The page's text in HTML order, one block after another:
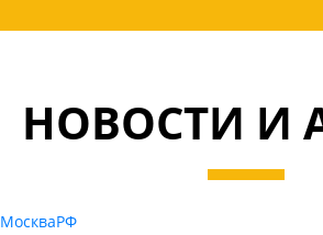
НОВОСТИ И
МоскваРФ